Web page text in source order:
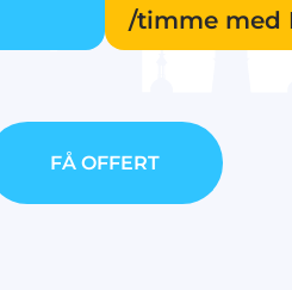
/timme med
FÅ OFFERT